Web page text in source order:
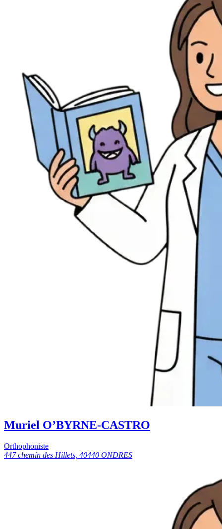
Muriel O’BYRNE-CASTRO
Orthophoniste
447 chemin des Hillets, 40440 ONDRES